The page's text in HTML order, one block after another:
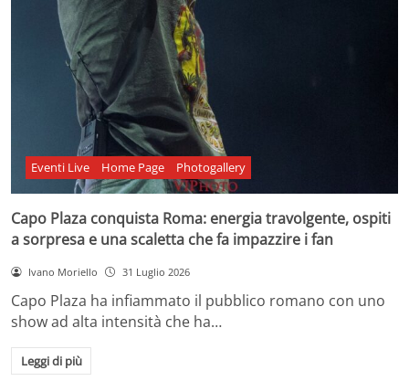
Eventi Live Home Page Photogallery
Capo Plaza conquista Roma: energia travolgente, ospiti
a sorpresa e una scaletta che fa impazzire i fan
Ivano Moriello 31 Luglio 2026
Capo Plaza ha infiammato il pubblico romano con uno
show ad alta intensità che ha…
Leggi di più